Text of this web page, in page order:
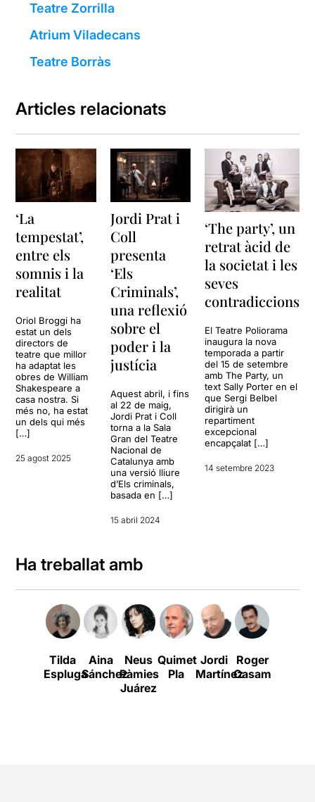
Teatre Zorrilla
Atrium Viladecans
Teatre Borràs
Articles relacionats
‘La
tempestat’,
entre els
somnis i la
realitat
Oriol Broggi ha
estat un dels
directors de
teatre que millor
ha adaptat les
obres de William
Shakespeare a
casa nostra. Si
més no, ha estat
un dels qui més
[…]
25 agost 2025
Jordi Prat i
Coll
presenta
‘Els
Criminals’,
una reflexió
sobre el
poder i la
justícia
Aquest abril, i fins
al 22 de maig,
Jordi Prat i Coll
torna a la Sala
Gran del Teatre
Nacional de
Catalunya amb
una versió lliure
d’Els criminals,
basada en […]
15 abril 2024
‘The party’, un
retrat àcid de
la societat i les
seves
contradiccions
El Teatre Poliorama
inaugura la nova
temporada a partir
del 15 de setembre
amb The Party, un
text Sally Porter en el
que Sergi Belbel
dirigirà un
repartiment
excepcional
encapçalat […]
14 setembre 2023
Ha treballat amb
Tilda
Espluga
Aina
Sánchez
Neus
Pàmies
Juárez
Quimet
Pla
Jordi
Martínez
Roger
Casamajor